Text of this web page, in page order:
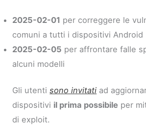
2025-02-01 per correggere le
comuni a tutti i dispositivi Android
2025-02-05 per affrontare falle
alcuni modelli
Gli utentisono invitati ad
dispositivi il prima possibile per
di exploit.